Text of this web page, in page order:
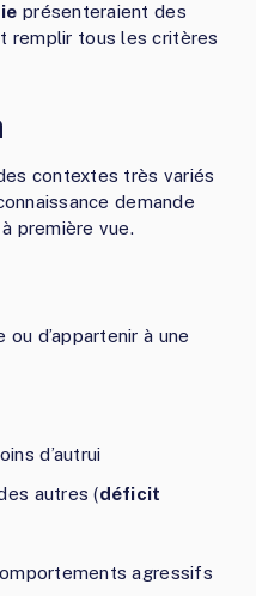
présenteraient des
remplir tous les critères
contextes très variés
demande
première vue.
d’appartenir à une
d’autrui
autres (déficit
agressifs